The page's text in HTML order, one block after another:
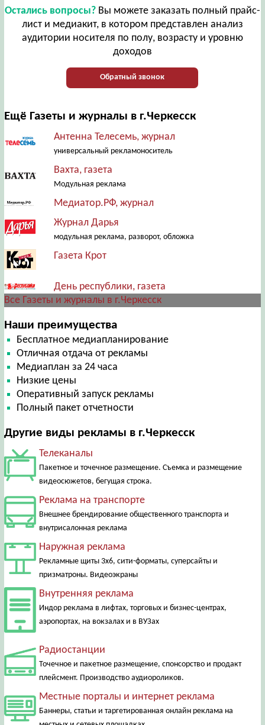
Остались вопросы?Вы можете заказать полный прайс-
лист и медиакит, в котором представлен анализ
аудитории носителя по полу, возрасту и уровню
доходов
Обратный звонок
Ещё Газеты и журналы в г.Черкесск
Антенна Телесемь, журнал
универсальный рекламоноситель
Вахта, газета
Модульная реклама
Медиатор.РФ, журнал
Журнал Дарья
модульная реклама, разворот, обложка
Газета Крот
День республики, газета
Все Газеты и журналы в г.Черкесск
Наши преимущества
Бесплатное медиапланирование
Отличная отдача от рекламы
Медиаплан за 24 часа
Низкие цены
Оперативный запуск рекламы
Полный пакет отчетности
Другие виды рекламы в г.Черкесск
Телеканалы
Пакетное и точечное размещение. Съемка и размещение
видеосюжетов, бегущая строка.
Реклама на транспорте
Внешнее брендирование общественного транспорта и
внутрисалонная реклама
Наружная реклама
Рекламные щиты 3х6, сити-форматы, суперсайты и
призматроны. Видеоэкраны
Внутренняя реклама
Индор реклама в лифтах, торговых и бизнес-центрах,
аэропортах, на вокзалах и в ВУЗах
Радиостанции
Точечное и пакетное размещение, спонсорство и продакт
плейсмент. Производство аудиороликов.
Местные порталы и интернет реклама
Баннеры, статьи и таргетированная онлайн реклама на